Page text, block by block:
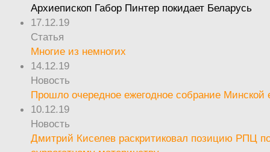
Архиепископ Габор Пинтер покидает Беларусь
17.12.19
Статья
Многие из немногих
14.12.19
Новость
Прошло очередное ежегодное собрание
10.12.19
Новость
Дмитрий Киселев раскритиковал позицию РПЦ